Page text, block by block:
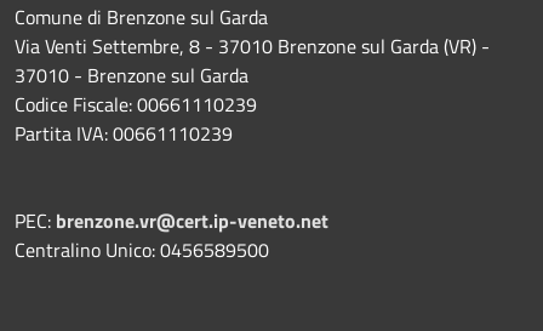
Comune di Brenzone sul Garda
Via Venti Settembre, 8 - 37010 Brenzone sul Garda (VR) -
37010 - Brenzone sul Garda
Codice Fiscale: 00661110239
Partita IVA: 00661110239
PEC: brenzone.vr@cert.ip-veneto.net
Centralino Unico: 0456589500